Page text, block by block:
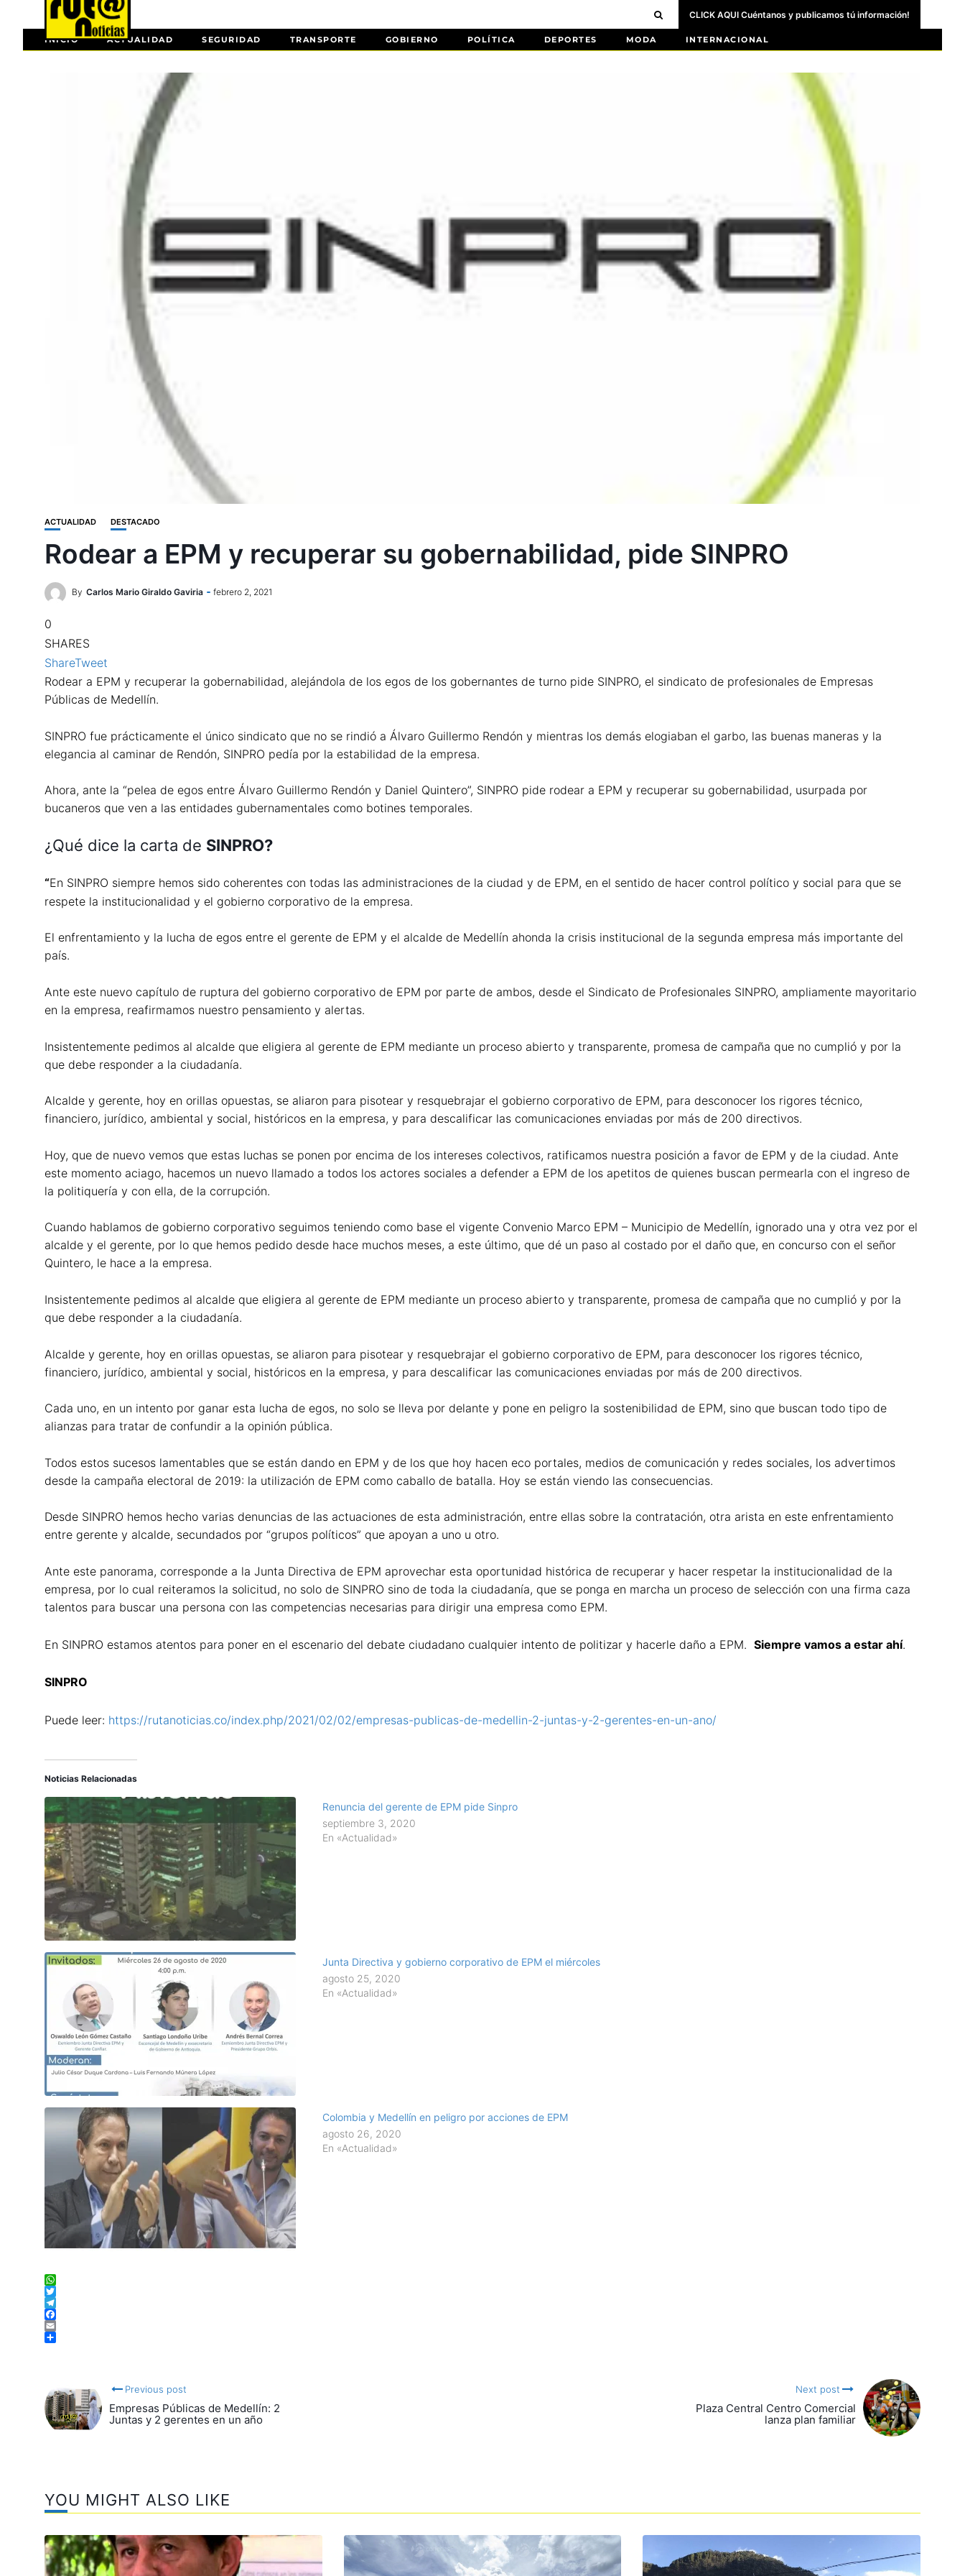
CLICK AQUI Cuéntanos y publicamos tú información!
INICIO ACTUALIDAD SEGURIDAD TRANSPORTE GOBIERNO POLÍTICA DEPORTES MODA INTERNACIONAL
ACTUALIDAD DESTACADO
Rodear a EPM y recuperar su gobernabilidad, pide SINPRO
By Carlos Mario Giraldo Gaviria febrero 2, 2021
0
SHARES
ShareTweet
Rodear a EPM y recuperar la gobernabilidad, alejándola de los egos de los gobernantes de turno pide SINPRO, el sindicato de profesionales de Empresas
Públicas de Medellín.
SINPRO fue prácticamente el único sindicato que no se rindió a Álvaro Guillermo Rendón y mientras los demás elogiaban el garbo, las buenas maneras y la
elegancia al caminar de Rendón, SINPRO pedía por la estabilidad de la empresa.
Ahora, ante la “pelea de egos entre Álvaro Guillermo Rendón y Daniel Quintero”, SINPRO pide rodear a EPM y recuperar su gobernabilidad, usurpada por
bucaneros que ven a las entidades gubernamentales como botines temporales.
¿Qué dice la carta de SINPRO?
“En SINPRO siempre hemos sido coherentes con todas las administraciones de la ciudad y de EPM, en el sentido de hacer control político y social para que se
respete la institucionalidad y el gobierno corporativo de la empresa.
El enfrentamiento y la lucha de egos entre el gerente de EPM y el alcalde de Medellín ahonda la crisis institucional de la segunda empresa más importante del
país.
Ante este nuevo capítulo de ruptura del gobierno corporativo de EPM por parte de ambos, desde el Sindicato de Profesionales SINPRO, ampliamente mayoritario
en la empresa, reafirmamos nuestro pensamiento y alertas.
Insistentemente pedimos al alcalde que eligiera al gerente de EPM mediante un proceso abierto y transparente, promesa de campaña que no cumplió y por la
que debe responder a la ciudadanía.
Alcalde y gerente, hoy en orillas opuestas, se aliaron para pisotear y resquebrajar el gobierno corporativo de EPM, para desconocer los rigores técnico,
financiero, jurídico, ambiental y social, históricos en la empresa, y para descalificar las comunicaciones enviadas por más de 200 directivos.
Hoy, que de nuevo vemos que estas luchas se ponen por encima de los intereses colectivos, ratificamos nuestra posición a favor de EPM y de la ciudad. Ante
este momento aciago, hacemos un nuevo llamado a todos los actores sociales a defender a EPM de los apetitos de quienes buscan permearla con el ingreso de
la politiquería y con ella, de la corrupción.
Cuando hablamos de gobierno corporativo seguimos teniendo como base el vigente Convenio Marco EPM – Municipio de Medellín, ignorado una y otra vez por el
alcalde y el gerente, por lo que hemos pedido desde hace muchos meses, a este último, que dé un paso al costado por el daño que, en concurso con el señor
Quintero, le hace a la empresa.
Insistentemente pedimos al alcalde que eligiera al gerente de EPM mediante un proceso abierto y transparente, promesa de campaña que no cumplió y por la
que debe responder a la ciudadanía.
Alcalde y gerente, hoy en orillas opuestas, se aliaron para pisotear y resquebrajar el gobierno corporativo de EPM, para desconocer los rigores técnico,
financiero, jurídico, ambiental y social, históricos en la empresa, y para descalificar las comunicaciones enviadas por más de 200 directivos.
Cada uno, en un intento por ganar esta lucha de egos, no solo se lleva por delante y pone en peligro la sostenibilidad de EPM, sino que buscan todo tipo de
alianzas para tratar de confundir a la opinión pública.
Todos estos sucesos lamentables que se están dando en EPM y de los que hoy hacen eco portales, medios de comunicación y redes sociales, los advertimos
desde la campaña electoral de 2019: la utilización de EPM como caballo de batalla. Hoy se están viendo las consecuencias.
Desde SINPRO hemos hecho varias denuncias de las actuaciones de esta administración, entre ellas sobre la contratación, otra arista en este enfrentamiento
entre gerente y alcalde, secundados por “grupos políticos” que apoyan a uno u otro.
Ante este panorama, corresponde a la Junta Directiva de EPM aprovechar esta oportunidad histórica de recuperar y hacer respetar la institucionalidad de la
empresa, por lo cual reiteramos la solicitud, no solo de SINPRO sino de toda la ciudadanía, que se ponga en marcha un proceso de selección con una firma caza
talentos para buscar una persona con las competencias necesarias para dirigir una empresa como EPM.
En SINPRO estamos atentos para poner en el escenario del debate ciudadano cualquier intento de politizar y hacerle daño a EPM. Siempre vamos a estar ahí.
SINPRO
Puede leer: https://rutanoticias.co/index.php/2021/02/02/empresas-publicas-de-medellin-2-juntas-y-2-gerentes-en-un-ano/
Noticias Relacionadas
Renuncia del gerente de EPM pide Sinpro
septiembre 3, 2020
En «Actualidad»
Junta Directiva y gobierno corporativo de EPM el miércoles
agosto 25, 2020
En «Actualidad»
Colombia y Medellín en peligro por acciones de EPM
agosto 26, 2020
En «Actualidad»
WhatsApp
Twitter
Telegram
Facebook
Email
Previous post
Empresas Públicas de Medellín: 2
Juntas y 2 gerentes en un año
Next post
Plaza Central Centro Comercial
lanza plan familiar
YOU MIGHT ALSO LIKE